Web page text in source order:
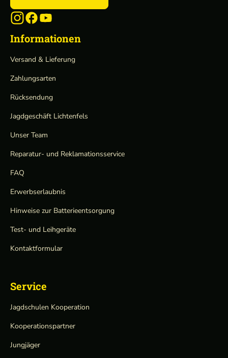
Informationen
Versand & Lieferung
Zahlungsarten
Rücksendung
Jagdgeschäft Lichtenfels
Unser Team
Reparatur- und Reklamationsservice
FAQ
Erwerbserlaubnis
Hinweise zur Batterieentsorgung
Test- und Leihgeräte
Kontaktformular
Service
Jagdschulen Kooperation
Kooperationspartner
Jungjäger